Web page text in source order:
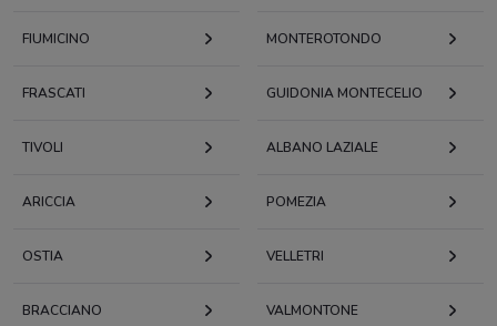
FIUMICINO MONTEROTONDO
FRASCATI GUIDONIA MONTECELIO
TIVOLI ALBANO LAZIALE
ARICCIA POMEZIA
OSTIA VELLETRI
BRACCIANO VALMONTONE